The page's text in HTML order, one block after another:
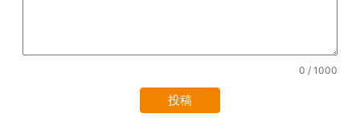
0 / 1000